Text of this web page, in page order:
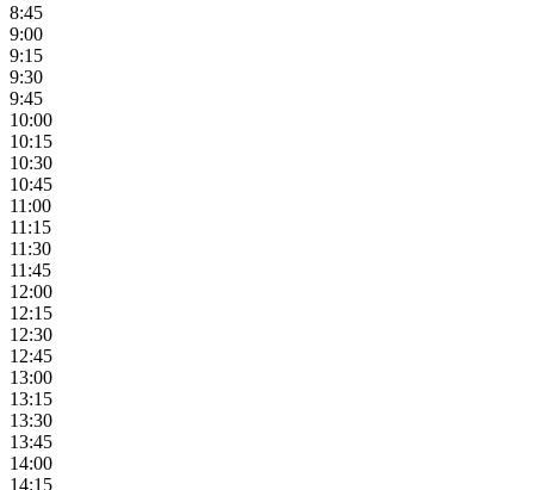
8:45
9:00
9:15
9:30
9:45
10:00
10:15
10:30
10:45
11:00
11:15
11:30
11:45
12:00
12:15
12:30
12:45
13:00
13:15
13:30
13:45
14:00
14:15